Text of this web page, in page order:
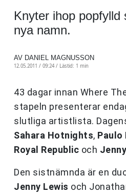
Knyter ihop popfylld
nya namn.
AV DANIEL MAGNUSSON
12.05.2011 / 09:24 / Lästid: 1 min
43 dagar innan Where
stapeln presenterar
slutliga artistlista.
Sahara Hotnights, Paulo
Royal Republic och
Den sistnämnda är en
Jenny Lewis och